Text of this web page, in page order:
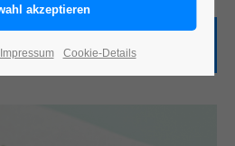
Zur Website
Impressum Cookie-Details